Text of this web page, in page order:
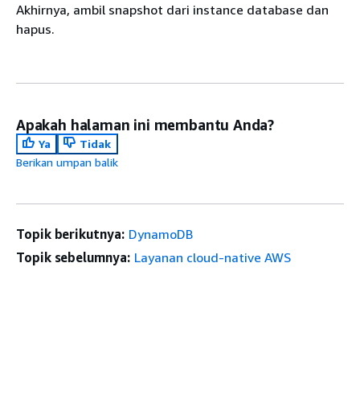
Akhirnya, ambil snapshot dari instance database dan
hapus.
Apakah halaman ini membantu Anda?
Ya
Tidak
Berikan umpan balik
Topik berikutnya: DynamoDB
Topik sebelumnya: Layanan cloud-native AWS